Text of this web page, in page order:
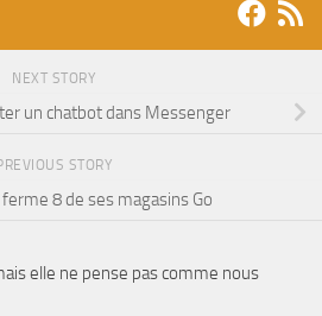
NEXT STORY
un chatbot dans Messenger
STORY
8 de ses magasins Go
elle ne pense pas comme nous